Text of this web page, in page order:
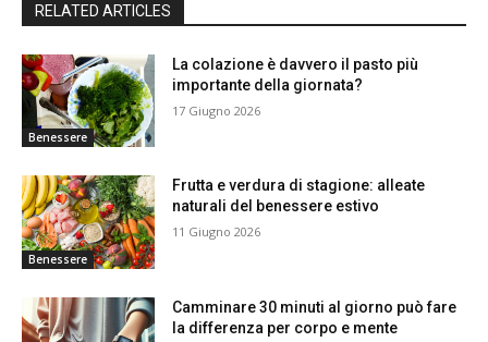
RELATED ARTICLES
Benessere
La colazione è davvero il pasto più
importante della giornata?
17 Giugno 2026
Benessere
Frutta e verdura di stagione: alleate
naturali del benessere estivo
11 Giugno 2026
Camminare 30 minuti al giorno può fare
la differenza per corpo e mente